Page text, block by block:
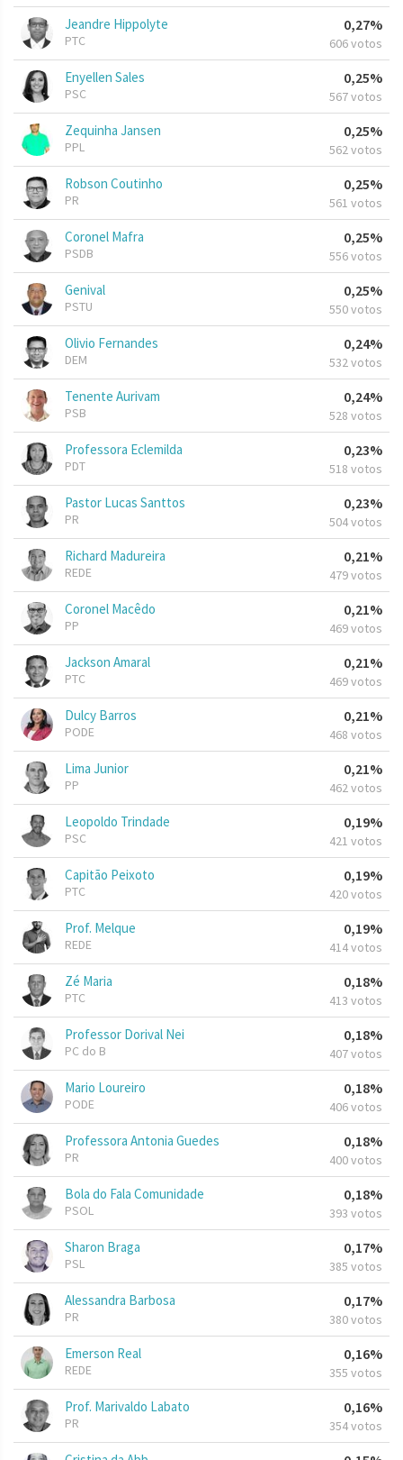
Jeandre Hippolyte
PTC
0,27%
606 votos
Enyellen Sales
PSC
0,25%
567 votos
Zequinha Jansen
PPL
0,25%
562 votos
Robson Coutinho
PR
0,25%
561 votos
Coronel Mafra
PSDB
0,25%
556 votos
Genival
PSTU
0,25%
550 votos
Olivio Fernandes
DEM
0,24%
532 votos
Tenente Aurivam
PSB
0,24%
528 votos
Professora Eclemilda
PDT
0,23%
518 votos
Pastor Lucas Santtos
PR
0,23%
504 votos
Richard Madureira
REDE
0,21%
479 votos
Coronel Macêdo
PP
0,21%
469 votos
Jackson Amaral
PTC
0,21%
469 votos
Dulcy Barros
PODE
0,21%
468 votos
Lima Junior
PP
0,21%
462 votos
Leopoldo Trindade
PSC
0,19%
421 votos
Capitão Peixoto
PTC
0,19%
420 votos
Prof. Melque
REDE
0,19%
414 votos
Zé Maria
PTC
0,18%
413 votos
Professor Dorival Nei
PC do B
0,18%
407 votos
Mario Loureiro
PODE
0,18%
406 votos
Professora Antonia Guedes
PR
0,18%
400 votos
Bola do Fala Comunidade
PSOL
0,18%
393 votos
Sharon Braga
PSL
0,17%
385 votos
Alessandra Barbosa
PR
0,17%
380 votos
Emerson Real
REDE
0,16%
355 votos
Prof. Marivaldo Labato
PR
0,16%
354 votos